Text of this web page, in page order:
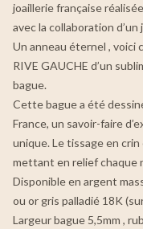
joaillerie française
avec la collaboration d’un
Un anneau éternel , voici
RIVE GAUCHE d’un
bague.
Cette bague a été
France, un savoir-faire
unique. Le tissage en
mettant en relief chaque
Disponible en argent
ou or gris palladié 18K
Largeur bague 5,5mm ,